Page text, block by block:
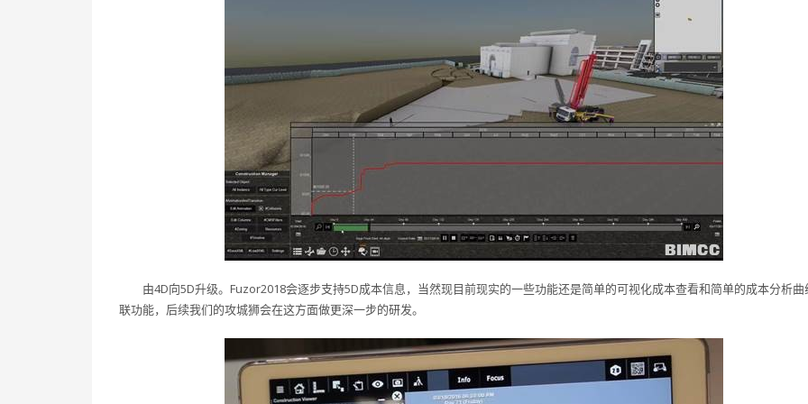
由4D向5D升级。Fuzor2018会逐步支持5D成本信息，当然现目前现实的一些功能还是简单的可视化成本查看和简单的成本分析曲
联功能，后续我们的攻城狮会在这方面做更深一步的研发。